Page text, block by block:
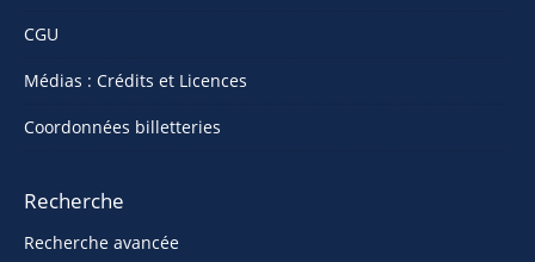
CGU
Médias : Crédits et Licences
Coordonnées billetteries
Recherche
Recherche avancée